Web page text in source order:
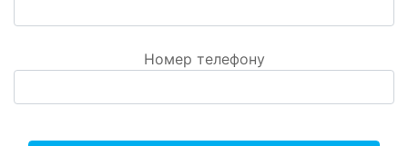
Номер телефону